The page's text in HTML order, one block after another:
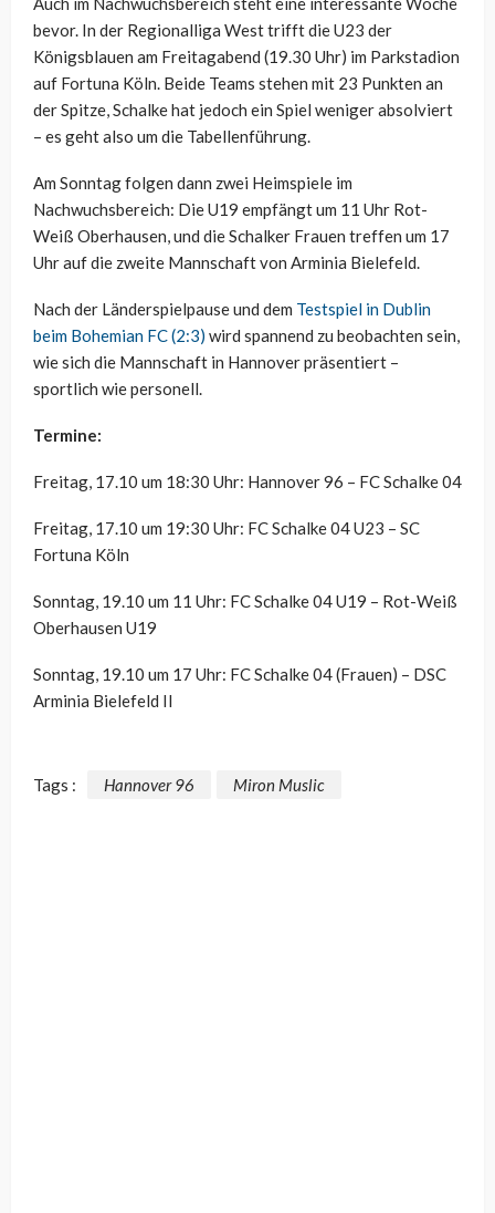
bevor. In der Regionalliga West trifft die U23 der
Königsblauen am Freitagabend (19.30 Uhr) im Parkstadion
auf Fortuna Köln. Beide Teams stehen mit 23 Punkten an
der Spitze, Schalke hat jedoch ein Spiel weniger absolviert
– es geht also um die Tabellenführung.
Am Sonntag folgen dann zwei Heimspiele im
Nachwuchsbereich: Die U19 empfängt um 11 Uhr Rot-
Weiß Oberhausen, und die Schalker Frauen treffen um 17
Uhr auf die zweite Mannschaft von Arminia Bielefeld.
Nach der Länderspielpause und dem Testspiel in Dublin
beim Bohemian FC (2:3) wird spannend zu beobachten sein,
wie sich die Mannschaft in Hannover präsentiert –
sportlich wie personell.
Termine:
Freitag, 17.10 um 18:30 Uhr: Hannover 96 – FC Schalke 04
Freitag, 17.10 um 19:30 Uhr: FC Schalke 04 U23 – SC
Fortuna Köln
Sonntag, 19.10 um 11 Uhr: FC Schalke 04 U19 – Rot-Weiß
Oberhausen U19
Sonntag, 19.10 um 17 Uhr: FC Schalke 04 (Frauen) – DSC
Arminia Bielefeld II
Tags : Hannover 96 Miron Muslic